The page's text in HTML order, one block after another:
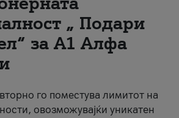
„ Подари
за А1 Алфа
го поместува лимитот на
овозможувајќи уникатен